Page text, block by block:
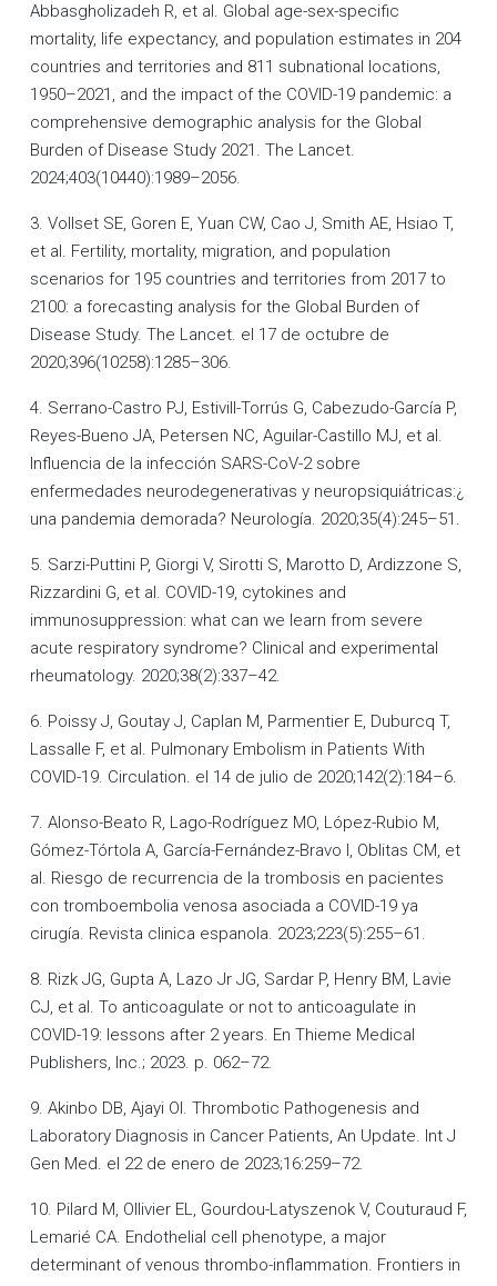
Abbasgholizadeh R, et al. Global age-sex-specific
mortality, life expectancy, and population estimates in 204
countries and territories and 811 subnational locations,
1950–2021, and the impact of the COVID-19 pandemic: a
comprehensive demographic analysis for the Global
Burden of Disease Study 2021. The Lancet.
2024;403(10440):1989–2056.
3. Vollset SE, Goren E, Yuan CW, Cao J, Smith AE, Hsiao T,
et al. Fertility, mortality, migration, and population
scenarios for 195 countries and territories from 2017 to
2100: a forecasting analysis for the Global Burden of
Disease Study. The Lancet. el 17 de octubre de
2020;396(10258):1285–306.
4. Serrano-Castro PJ, Estivill-Torrús G, Cabezudo-García P,
Reyes-Bueno JA, Petersen NC, Aguilar-Castillo MJ, et al.
Influencia de la infección SARS-CoV-2 sobre
enfermedades neurodegenerativas y neuropsiquiátricas:¿
una pandemia demorada? Neurología. 2020;35(4):245–51.
5. Sarzi-Puttini P, Giorgi V, Sirotti S, Marotto D, Ardizzone S,
Rizzardini G, et al. COVID-19, cytokines and
immunosuppression: what can we learn from severe
acute respiratory syndrome? Clinical and experimental
rheumatology. 2020;38(2):337–42.
6. Poissy J, Goutay J, Caplan M, Parmentier E, Duburcq T,
Lassalle F, et al. Pulmonary Embolism in Patients With
COVID-19. Circulation. el 14 de julio de 2020;142(2):184–6.
7. Alonso-Beato R, Lago-Rodríguez MO, López-Rubio M,
Gómez-Tórtola A, García-Fernández-Bravo I, Oblitas CM, et
al. Riesgo de recurrencia de la trombosis en pacientes
con tromboembolia venosa asociada a COVID-19 ya
cirugía. Revista clinica espanola. 2023;223(5):255–61.
8. Rizk JG, Gupta A, Lazo Jr JG, Sardar P, Henry BM, Lavie
CJ, et al. To anticoagulate or not to anticoagulate in
COVID-19: lessons after 2 years. En Thieme Medical
Publishers, Inc.; 2023. p. 062–72.
9. Akinbo DB, Ajayi OI. Thrombotic Pathogenesis and
Laboratory Diagnosis in Cancer Patients, An Update. Int J
Gen Med. el 22 de enero de 2023;16:259–72.
10. Pilard M, Ollivier EL, Gourdou-Latyszenok V, Couturaud F,
Lemarié CA. Endothelial cell phenotype, a major
determinant of venous thrombo-inflammation. Frontiers in